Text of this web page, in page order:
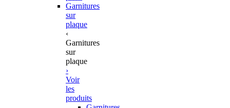
Garnitures
sur
plaque
‹
Garnitures
sur
plaque
›
Voir
les
produits